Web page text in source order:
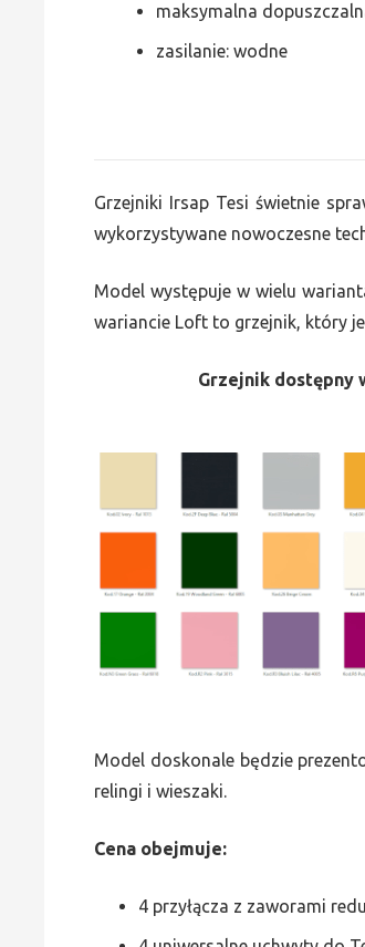
maksymalna
zasilanie: wodne
Grzejniki Irsap Tesi świetnie
wykorzystywane nowoczesne
Model występuje w wielu
wariancie Loft to grzejnik, który
Grzejnik dostępny
Model doskonale będzie
relingi i wieszaki.
Cena obejmuje:
4 przyłącza z zaworami